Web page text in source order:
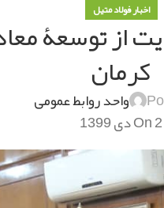
اخبار فولاد متیل
از توسعۀ
کرمان
واحد روابط عمومی
On 2 دی 1399